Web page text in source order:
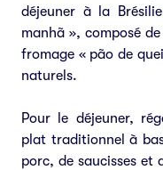
déjeuner à la
manhã », composé
fromage « pão de
naturels.
Pour le déjeuner,
plat traditionnel à
porc, de saucisses et